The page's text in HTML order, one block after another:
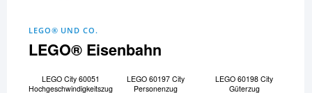
LEGO® UND CO.
LEGO® Eisenbahn
LEGO City 60051
Hochgeschwindigkeitszug
LEGO 60197 City
Personenzug
LEGO 60198 City
Güterzug